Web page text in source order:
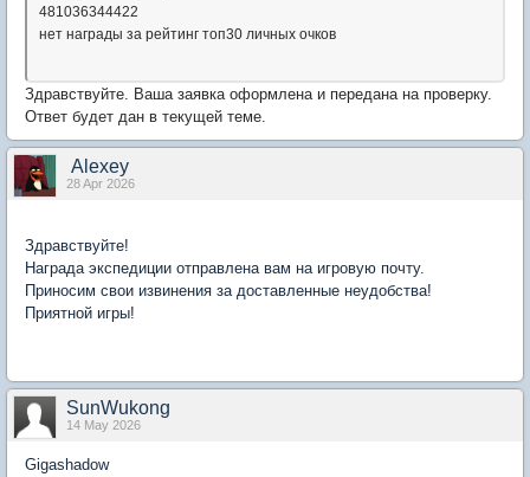
481036344422
нет награды за рейтинг топ30 личных очков
Здравствуйте. Ваша заявка оформлена и передана на проверку.
Ответ будет дан в текущей теме.
Alexey
28 Apr 2026
Здравствуйте!
Награда экспедиции отправлена вам на игровую почту.
Приносим свои извинения за доставленные неудобства!
Приятной игры!
SunWukong
14 May 2026
Gigashadow